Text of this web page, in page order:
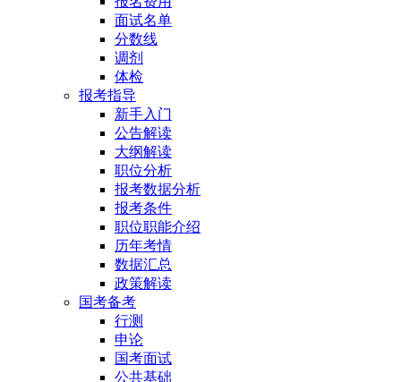
面试名单
分数线
调剂
体检
报考指导
新手入门
公告解读
大纲解读
职位分析
报考数据分析
报考条件
职位职能介绍
历年考情
数据汇总
政策解读
国考备考
行测
申论
国考面试
公共基础